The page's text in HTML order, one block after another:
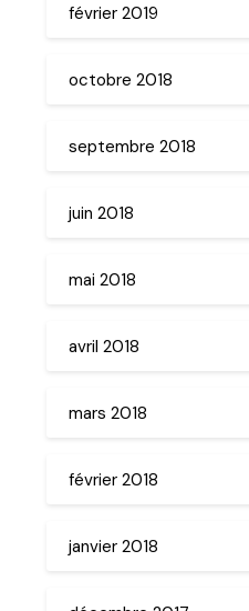
février 2019
octobre 2018
septembre 2018
juin 2018
mai 2018
avril 2018
mars 2018
février 2018
janvier 2018